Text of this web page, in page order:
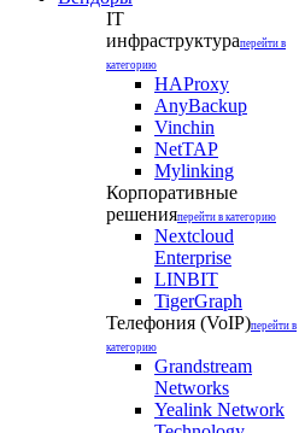
IT
инфраструктураперейти в
категорию
HAProxy
AnyBackup
Vinchin
NetTAP
Mylinking
Корпоративные
решенияперейти в категорию
Nextcloud
Enterprise
LINBIT
TigerGraph
Телефония (VoIP)перейти в
категорию
Grandstream
Networks
Yealink Network